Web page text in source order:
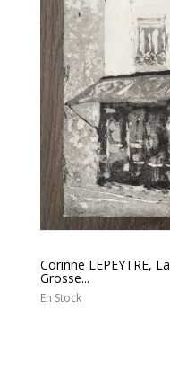
Corinne LEPEYTRE, La
Grosse...
En Stock